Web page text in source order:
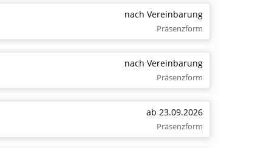
nach Vereinbarung
Präsenzform
nach Vereinbarung
Präsenzform
ab 23.09.2026
Präsenzform